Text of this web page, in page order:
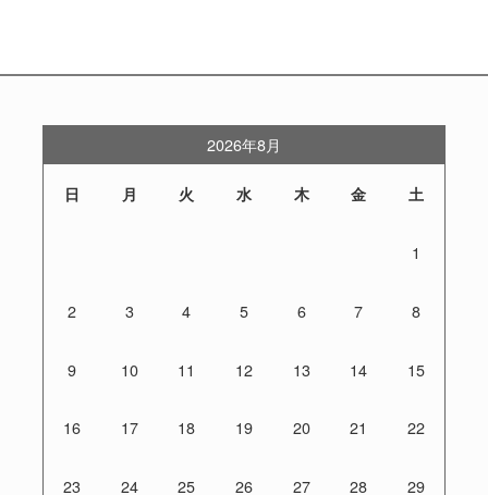
2026年8月
日 月 火 水 木 金 土
1
2 3 4 5 6 7 8
9 10 11 12 13 14 15
16 17 18 19 20 21 22
23 24 25 26 27 28 29